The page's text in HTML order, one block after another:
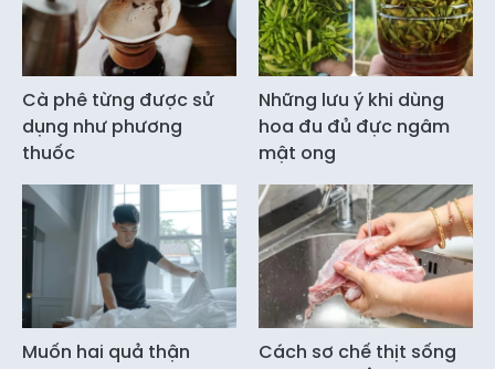
Cà phê từng được sử
dụng như phương
thuốc
Những lưu ý khi dùng
hoa đu đủ đực ngâm
mật ong
Muốn hai quả thận
Cách sơ chế thịt sống